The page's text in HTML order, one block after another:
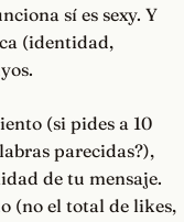
sí es sexy. Y
(identidad,
(si pides a 10
parecidas?),
de tu mensaje.
(no el total de likes,